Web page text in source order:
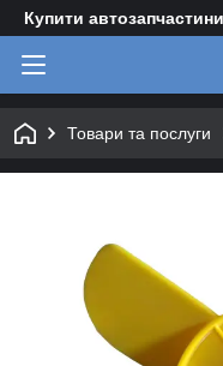
Купити
Товари та послуги